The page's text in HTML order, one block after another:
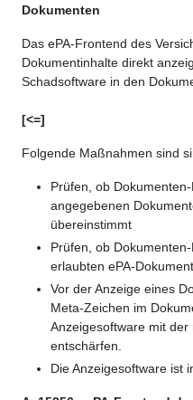
Dokumenten
Das ePA-Frontend des
Dokumentinhalte direkt
Schadsoftware in den
[<=]
Folgende Maßnahmen sind
Prüfen, ob
angegebenen
übereinstimmt
Prüfen, ob
erlaubten ePA-
Vor der Anzeige eines
Meta-Zeichen im
Anzeigesoftware mit
entschärfen.
Die Anzeigesoftware ist